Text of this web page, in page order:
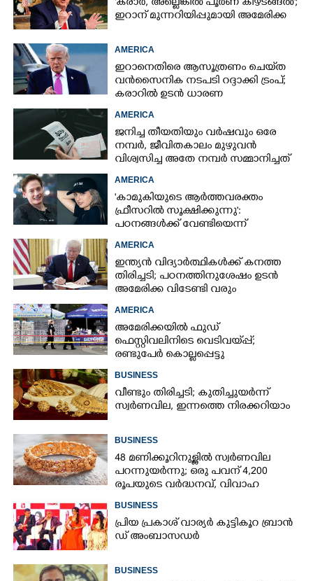
'കരാർ, അല്ലെങ്കിൽ പൂർണ കീഴടങ്ങൽ';
ഇറാന് മുന്നറിയിപ്പുമായി അമേരിക്ക
AMERICA
ഇറാനെതിരെ ആസൂത്രണം ചെയ്‌ത
വൻസൈനിക നടപടി റദ്ദാക്കി ട്രംപ്;
കരാറിൽ ഉടൻ ധാരണ
AMERICA
ജനിച്ച തീയതിയും വർഷവും ഒരേ
നമ്പർ, ജീവിതകാലം മുഴുവൻ
വിശ്വസിച്ച അതേ നമ്പർ സമ്മാനിച്ചത്
കോടികളുടെ ഭാഗ്യം
AMERICA
'കാമുകിയുടെ ആർത്തവരക്തം
ഫ്രീസറിൽ സൂക്ഷിക്കുന്നു':
പഠനങ്ങൾക്ക് വേണ്ടിയെന്ന്
വിശദീകരണം,​ ചർച്ചയായി ബ്രയാൻ
ജോൺസന്റെ പോസ്റ്റ്
AMERICA
ഇന്ത്യൻ വിദ്യാർത്ഥികൾക്ക് കനത്ത
തിരിച്ചടി; പഠനത്തിനുശേഷം ഉടൻ
അമേരിക്ക വിടേണ്ടി വരും
AMERICA
അമേരിക്കയിൽ ഫുഡ്
ഫെസ്റ്റിവലിനിടെ വെടിവയ്‌പ്പ്;
രണ്ടുപേർ കൊല്ലപ്പെട്ടു
BUSINESS
വീണ്ടും തിരിച്ചടി; കുതിച്ചുയർന്ന്
സ്വർണവില, ഇന്നത്തെ നിരക്കറിയാം
BUSINESS
48 മണിക്കൂറിനുള്ളിൽ സ്വർണവില
പറന്നുയർന്നു; ഒരു പവന് 4,200
രൂപയുടെ വർദ്ധനവ്, വിവാഹ
സീസണിൽ കനത്ത തിരിച്ചടി
BUSINESS
പ്രി​യ​ ​പ്ര​കാ​ശ് ​വാ​ര്യർ കു​ട്ടി​കൂ​റ​ ​ ബ്രാ​ൻ​
ഡ് ​അം​ബാ​സ​ഡ​ർ
BUSINESS